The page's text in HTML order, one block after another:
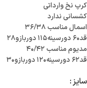
کرپ نخ وارداتی
کشسانی ندارد
اسمال مناسب ۳۶/۳۸
قد۶۰ دورسینه۱۱۵ دوربازو۲۸
مدیوم مناسب ۴۰/۴۲
قد۶۲ دورسینه۱۲۰ دوربازو۳۰
سایز